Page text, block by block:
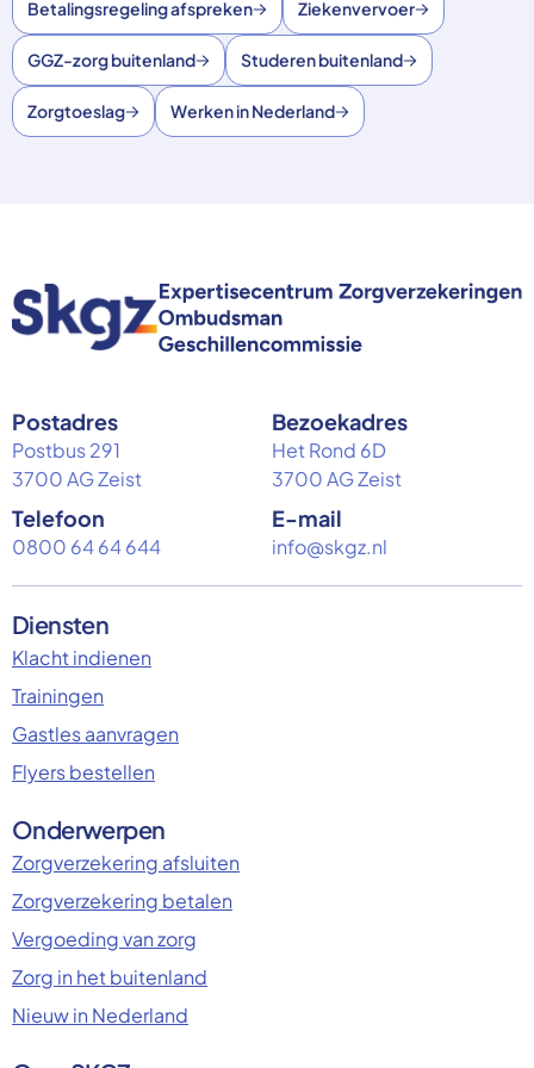
Betalingsregeling afspreken Ziekenvervoer
GGZ-zorg buitenland Studeren buitenland
Zorgtoeslag Werken in Nederland
Postadres
Postbus 291
3700 AG Zeist
Bezoekadres
Het Rond 6D
3700 AG Zeist
Telefoon
0800 64 64 644
E-mail
info@skgz.nl
Diensten
Klacht indienen
Trainingen
Gastles aanvragen
Flyers bestellen
Onderwerpen
Zorgverzekering afsluiten
Zorgverzekering betalen
Vergoeding van zorg
Zorg in het buitenland
Nieuw in Nederland